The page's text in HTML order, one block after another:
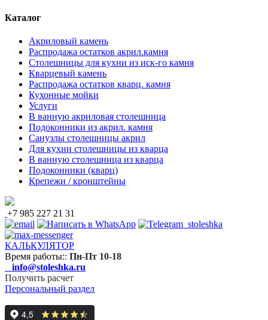
Каталог
Акриловый камень
Распродажа остатков акрил.камня
Столешницы для кухни из иск-го камня
Кварцевый камень
Распродажа остатков кварц. камня
Кухонные мойки
Услуги
В ванную акриловая столешница
Подоконники из акрил. камня
Санузлы столешницы акрил
Для кухни столешницы из кварца
В ванную столешница из кварца
Подоконники (кварц)
Крепежи / кронштейны
+7 985 227 21 31
КАЛЬКУЛЯТОР
Время работы:: Пн-Пт 10-18
info@stoleshka.ru
Получить расчет
Персональный раздел